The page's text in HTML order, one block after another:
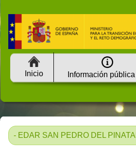
Inicio Información pública
- EDAR SAN PEDRO DEL